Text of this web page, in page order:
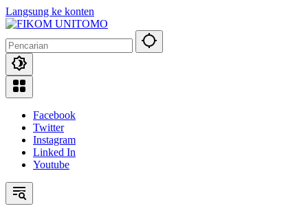
Langsung ke konten
Facebook
Twitter
Instagram
Linked In
Youtube